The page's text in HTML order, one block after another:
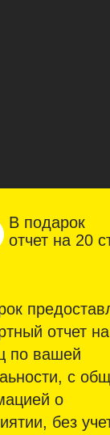
В подарок
отчет на 20
отчет
по вашей
с
о
без